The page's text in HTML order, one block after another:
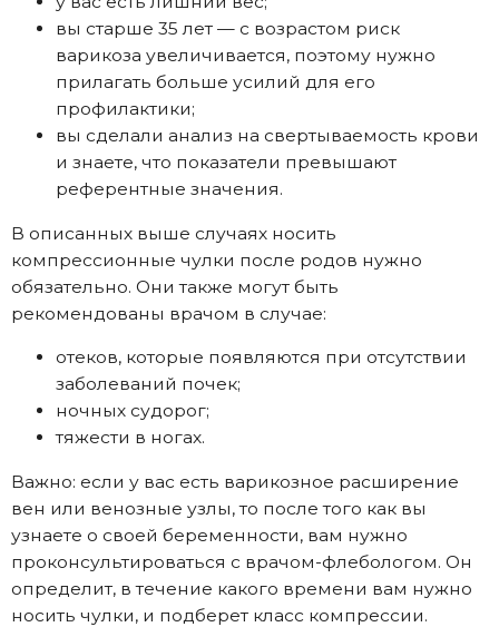
вы старше 35 лет — с возрастом риск
варикоза увеличивается, поэтому нужно
прилагать больше усилий для его
профилактики;
вы сделали анализ на свертываемость крови
и знаете, что показатели превышают
референтные значения.
В описанных выше случаях носить
компрессионные чулки после родов нужно
обязательно. Они также могут быть
рекомендованы врачом в случае:
отеков, которые появляются при отсутствии
заболеваний почек;
ночных судорог;
тяжести в ногах.
Важно: если у вас есть варикозное расширение
вен или венозные узлы, то после того как вы
узнаете о своей беременности, вам нужно
проконсультироваться с врачом-флебологом. Он
определит, в течение какого времени вам нужно
носить чулки, и подберет класс компрессии.